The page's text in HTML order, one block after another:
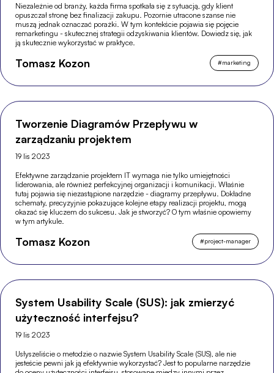
Niezależnie od branży, każda firma spotkała się z sytuacją, gdy klient
opuszczał stronę bez finalizacji zakupu. Pozornie utracone szanse nie
muszą jednak oznaczać porażki. W tym kontekście pojawia się pojęcie
remarketingu - skutecznej strategii odzyskiwania klientów. Dowiedz się, jak
ją skutecznie wykorzystać w praktyce.
Tomasz Kozon #marketing
Tworzenie Diagramów Przepływu w
zarządzaniu projektem
19 lis 2023
Efektywne zarządzanie projektem IT wymaga nie tylko umiejętności
liderowania, ale również perfekcyjnej organizacji i komunikacji. Właśnie
tutaj pojawia się niezastąpione narzędzie - diagramy przepływu. Dokładne
schematy, precyzyjnie pokazujące kolejne etapy realizacji projektu, mogą
okazać się kluczem do sukcesu. Jak je stworzyć? O tym właśnie opowiemy
w tym artykule.
Tomasz Kozon #project-manager
System Usability Scale (SUS): jak zmierzyć
użyteczność interfejsu?
19 lis 2023
Usłyszeliście o metodzie o nazwie System Usability Scale (SUS), ale nie
jesteście pewni jak ją efektywnie wykorzystać? Jest to popularne narzędzie